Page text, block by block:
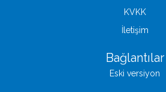
KVKK
İletişim
Bağlantılar
Eski versiyon